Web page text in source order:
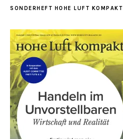
SONDERHEFT HOHE LUFT KOMPAKT